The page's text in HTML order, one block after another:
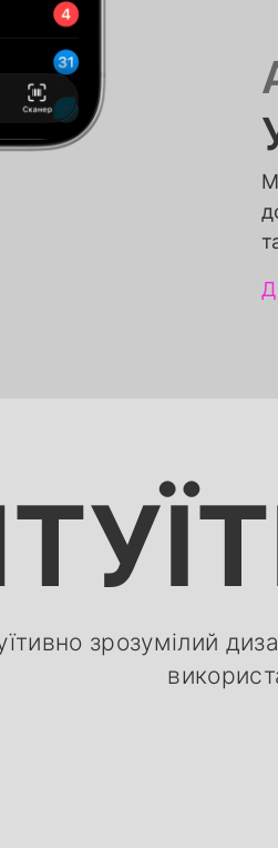
зрозумілий